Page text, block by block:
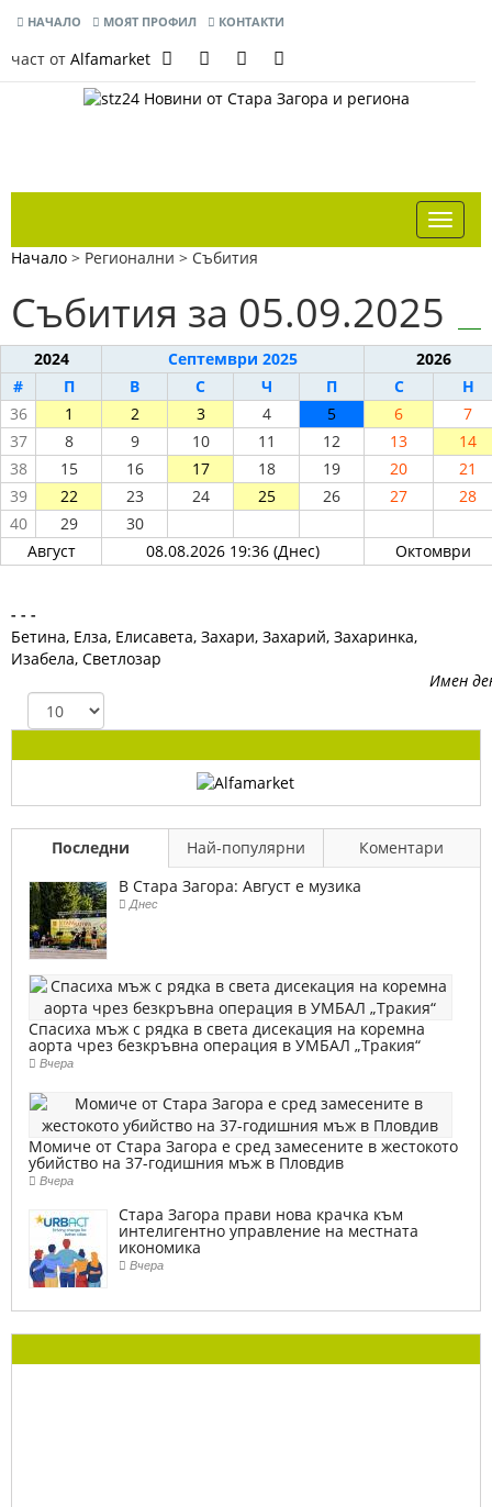
НАЧАЛО МОЯТ ПРОФИЛ КОНТАКТИ
част от Alfamarket
Начало > Регионални > Събития
Събития за 05.09.2025
2024 Септември 2025
2026
#
П В С Ч П С
Н
36
1 2 3 4 5 6
7
37
8 9 10 11 12 13
14
38
15 16 17 18 19 20
21
39
22 23 24 25 26 27
28
40
29
30
Август
08.08.2026 19:36 (Днес) Октомври
- - -
Бетина, Елза, Елисавета, Захари, Захарий, Захаринка,
Изабела, Светлозар
Имен
Последни Най-популярни
Коментари
В Стара Загора: Август е музика
Днес
Спасиха мъж с рядка в света дисекация на коремна
аорта чрез безкръвна операция в УМБАЛ „Тракия“
Вчера
Момиче от Стара Загора е сред замесените в жестокото
убийство на 37-годишния мъж в Пловдив
Вчера
Стара Загора прави нова крачка към
интелигентно управление на местната
икономика
Вчера